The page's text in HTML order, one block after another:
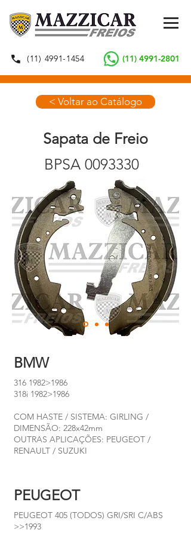
(11) 4991-1454 (11) 4991-2801
< Voltar ao Catálogo
Sapata de Freio
BPSA 0093330
BMW
316 1982>1986
318i 1982>1986
COM HASTE / SISTEMA: GIRLING /
DIMENSÃO: 228x42mm
OUTRAS APLICAÇÕES: PEUGEOT /
RENAULT / SUZUKI
PEUGEOT
PEUGEOT 405 (TODOS) GRI/SRI C/ABS
>>1993